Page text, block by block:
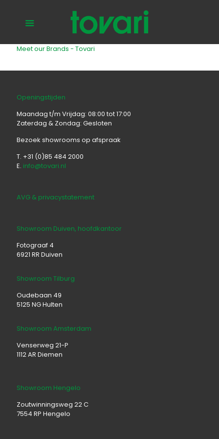
Meet our Brands - Tovari
Openingstijden
Maandag t/m Vrijdag: 08:00 tot 17:00
Zaterdag & Zondag: Gesloten
Bezoek showrooms op afspraak
T. +31 (0)85 484 2000
E. info@tovari.nl
AVG & privacystatement
Showroom Duiven, hoofdkantoor
Fotograaf 4
6921 RR Duiven
Showroom Tilburg
Oudebaan 49
5125 NG Hulten
Showroom Amsterdam
Venserweg 21-P
1112 AR Diemen
Showroom Hengelo
Zoutwinningsweg 22 C
7554 RP Hengelo